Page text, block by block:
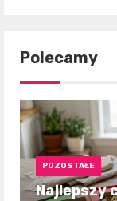
Polecamy
POZOSTAŁE
Najlepszy